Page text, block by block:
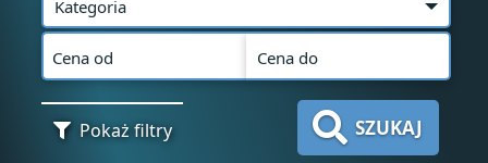
Kategoria
Cena od Cena do
Pokaż filtry SZUKAJ